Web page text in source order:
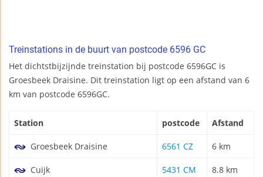
Treinstations in de buurt van postcode 6596 GC
Het dichtstbijzijnde treinstation bij postcode 6596GC is
Groesbeek Draisine. Dit treinstation ligt op een afstand van 6
km van postcode 6596GC.
Station postcode Afstand
Groesbeek Draisine 6561 CZ 6 km
Cuijk 5431 CM 8.8 km